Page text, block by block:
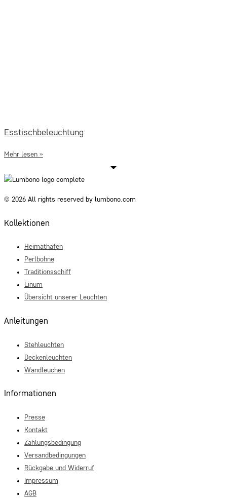
Esstischbeleuchtung
Mehr lesen »
© 2026 All rights reserved by lumbono.com
Kollektionen
Heimathafen
Perlbohne
Traditionsschiff
Linum
Übersicht unserer Leuchten
Anleitungen
Stehleuchten
Deckenleuchten
Wandleuchen
Informationen
Presse
Kontakt
Zahlungsbedingung
Versandbedingungen
Rückgabe und Widerruf
Impressum
AGB